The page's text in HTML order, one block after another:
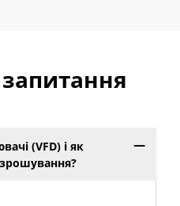
(VFD) і як